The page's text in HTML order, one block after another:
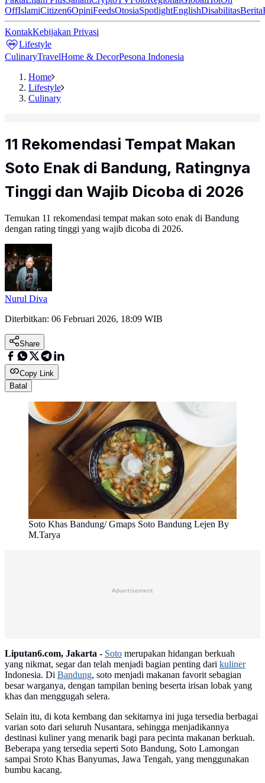
OffIslamiCitizen6OpiniFeedsOtosiaSpotlightEnglishDisabilitasBerita
KontakKebijakan Privasi
Lifestyle
CulinaryTravelHome & DecorPesona Indonesia
Home
Lifestyle
Culinary
11 Rekomendasi Tempat Makan
Soto Enak di Bandung, Ratingnya
Tinggi dan Wajib Dicoba di 2026
Temukan 11 rekomendasi tempat makan soto enak di Bandung
dengan rating tinggi yang wajib dicoba di 2026.
Nurul Diva
Diterbitkan: 06 Februari 2026, 18:09 WIB
Share
Copy Link
Batal
Soto Khas Bandung/ Gmaps Soto Bandung Lejen By
M.Tarya
Advertisement
Liputan6.com, Jakarta - Soto merupakan hidangan berkuah
yang nikmat, segar dan telah menjadi bagian penting dari kuliner
Indonesia. Di Bandung, soto menjadi makanan favorit sebagian
besar warganya, dengan tampilan bening beserta irisan lobak yang
khas dan menggugah selera.
Selain itu, di kota kembang dan sekitarnya ini juga tersedia berbagai
varian soto dari seluruh Nusantara, sehingga menjadikannya
destinasi kuliner yang menarik bagi para pecinta makanan berkuah.
Beberapa yang tersedia seperti Soto Bandung, Soto Lamongan
sampai Sroto Khas Banyumas, Jawa Tengah, yang menggunakan
bumbu kacang.